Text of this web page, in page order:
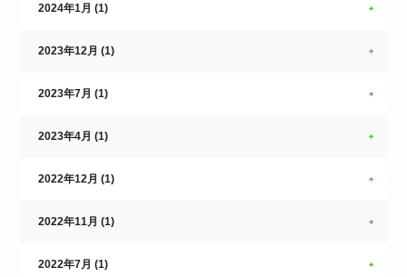
2024年1月 (1)
2023年12月 (1)
2023年7月 (1)
2023年4月 (1)
2022年12月 (1)
2022年11月 (1)
2022年7月 (1)